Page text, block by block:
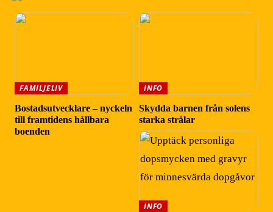
FAMILJELIV
Bostadsutvecklare – nyckeln
till framtidens hållbara
boenden
INFO
Skydda barnen från solens
starka strålar
INFO